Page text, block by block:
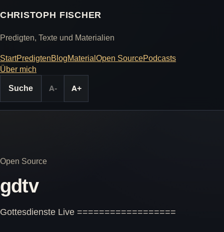
CHRISTOPH FISCHER
Predigten, Texte und Materialien
StartPredigtenBlogMaterialOpen SourcePodcasts
Über mich
Suche
A- A+
Open Source
gdtv
Gottesdienste Live ==================